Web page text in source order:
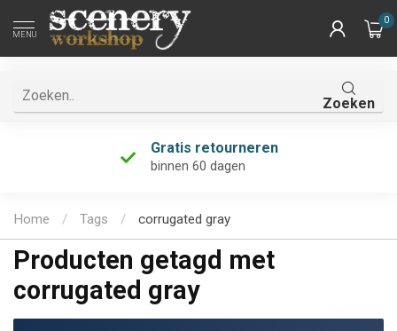
MENU
0
Zoeken
Gratis retourneren
binnen 60 dagen
Home / Tags / corrugated gray
Producten getagd met
corrugated gray